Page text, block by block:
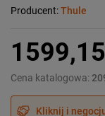
Producent:Thule
1599,15
Cena katalogowa:
Kliknij i